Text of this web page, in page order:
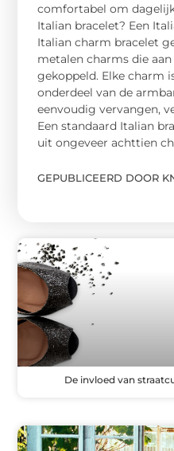
comfortabel om
Italian bracelet? Een
Italian charm bracelet
metalen charms die
gekoppeld. Elke charm
onderdeel van de
eenvoudig vervangen,
Een standaard Italian
uit ongeveer achttien
GEPUBLICEERD DOOR
De invloed van